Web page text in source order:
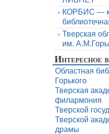
КОРБИС —
Тверская
им.
Интересное
Областная
Горького
Тверская
филармония
Тверской
Тверской
драмы